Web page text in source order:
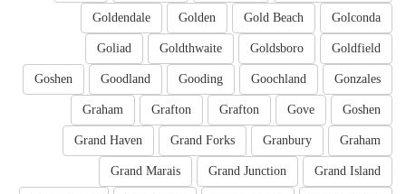
Golconda
Gold Beach
Golden
Goldendale
Goldfield
Goldsboro
Goldthwaite
Goliad
Gonzales
Goochland
Gooding
Goodland
Goshen
Goshen
Gove
Grafton
Grafton
Graham
Graham
Granbury
Grand Forks
Grand Haven
Grand Island
Grand Junction
Grand Marais